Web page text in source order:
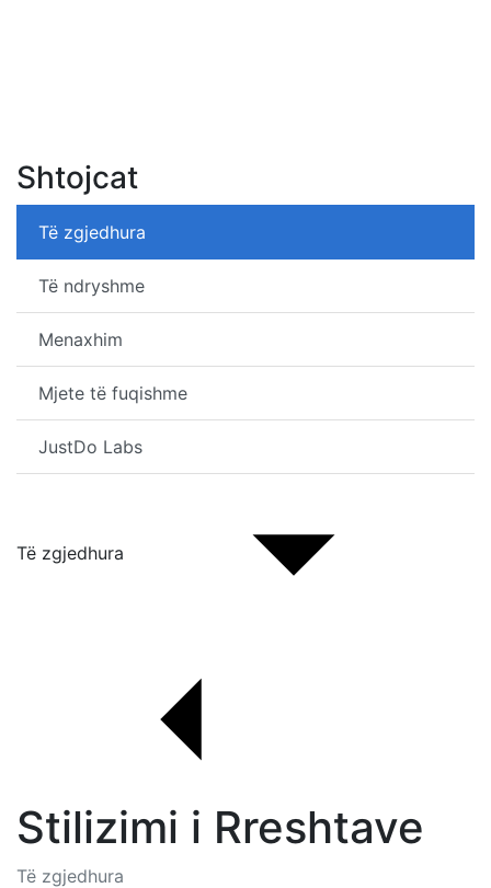
Shtojcat
Të zgjedhura
Të ndryshme
Menaxhim
Mjete të fuqishme
JustDo Labs
Të zgjedhura
Stilizimi i Rreshtave
Të zgjedhura